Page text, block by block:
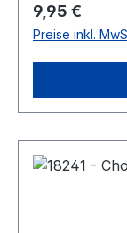
Regulärer
9,95 €
Preise inkl.